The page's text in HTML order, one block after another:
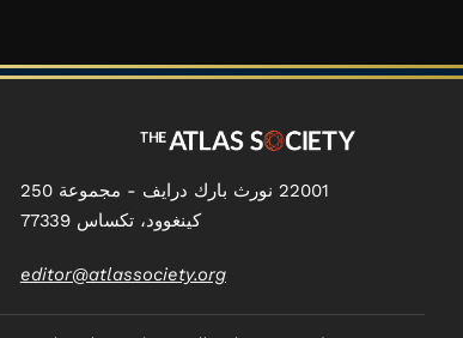
22001 نورث بارك درايف - مجموعة 250
كينغوود، تكساس 77339
editor@atlassociety.org